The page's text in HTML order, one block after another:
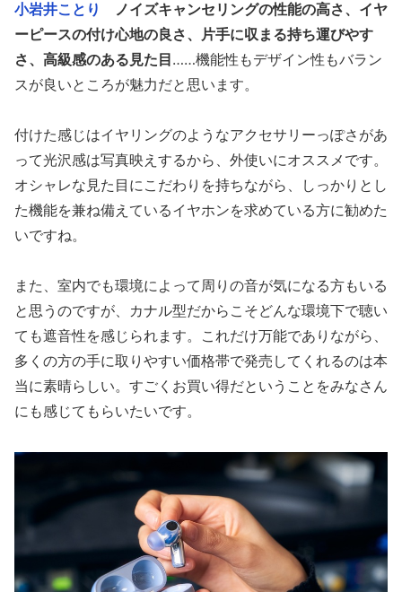
小岩井ことり
ノイズキャンセリングの性能の高さ、イヤ
ーピースの付け心地の良さ、片手に収まる持ち運びやす
さ、高級感のある見た目……機能性もデザイン性もバラン
スが良いところが魅力だと思います。
付けた感じはイヤリングのようなアクセサリーっぽさがあ
って光沢感は写真映えするから、外使いにオススメです。
オシャレな見た目にこだわりを持ちながら、しっかりとし
た機能を兼ね備えているイヤホンを求めている方に勧めた
いですね。
また、室内でも環境によって周りの音が気になる方もいる
と思うのですが、カナル型だからこそどんな環境下で聴い
ても遮音性を感じられます。これだけ万能でありながら、
多くの方の手に取りやすい価格帯で発売してくれるのは本
当に素晴らしい。すごくお買い得だということをみなさん
にも感じてもらいたいです。